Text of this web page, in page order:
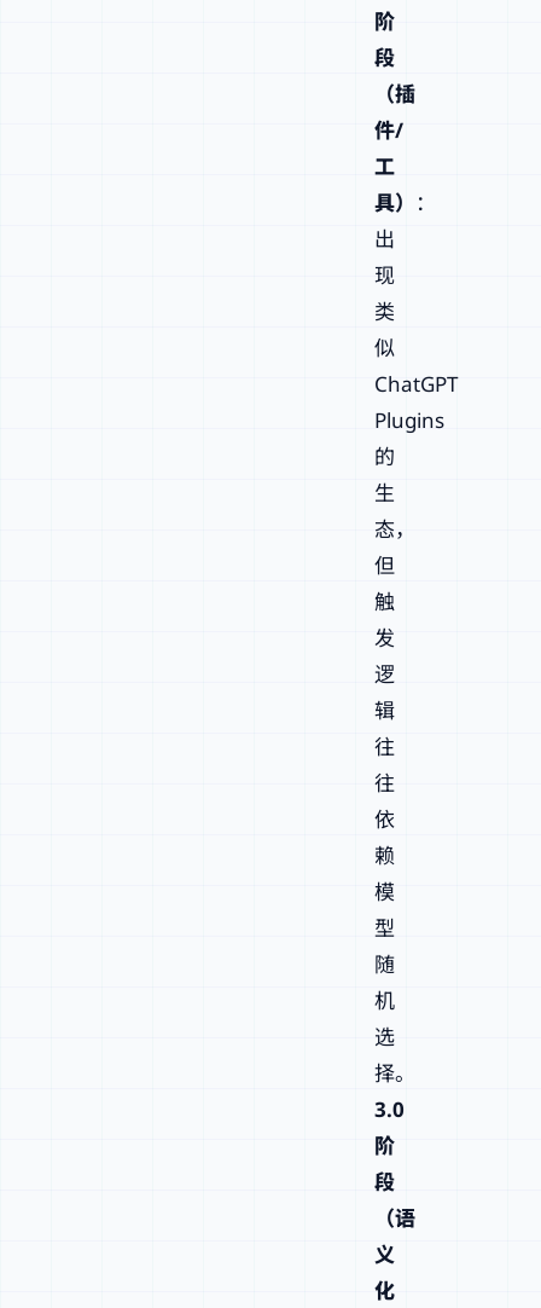
阶
段
（插
件/
工
具）
：
出
现
类
似
ChatGPT
Plugins
的
生
态，
但
触
发
逻
辑
往
往
依
赖
模
型
随
机
选
择。
3.0
阶
段
（语
义
化